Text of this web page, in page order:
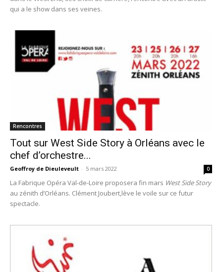
qui a le show dans ses veines.
Rencontres
Tout sur West Side Story à Orléans avec le
chef d’orchestre...
Geoffroy de Dieuleveult - 5 mars 2022 0
La Fabrique Opéra Val-de-Loire proposera fin mars West Side Story
au zénith d’Orléans. Clément Joubert,lève le voile sur ce futur
spectacle.